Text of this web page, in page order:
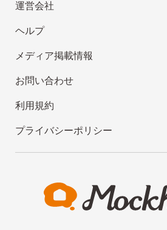
運営会社
ヘルプ
メディア掲載情報
お問い合わせ
利用規約
プライバシーポリシー